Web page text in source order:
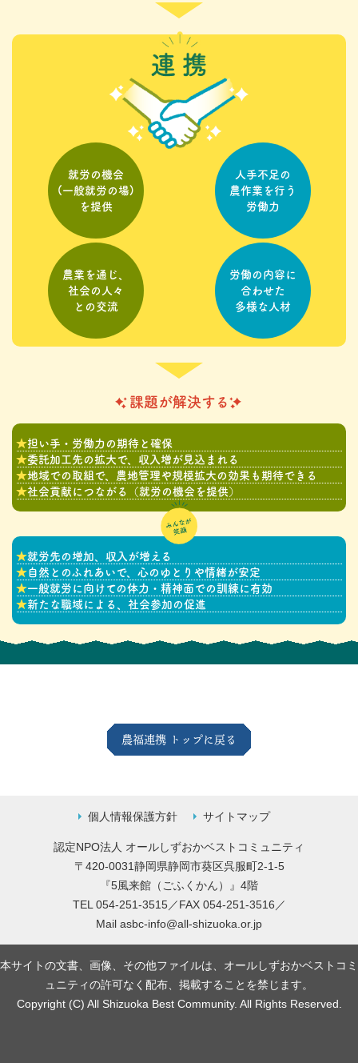
就労の機会
(一般就労の場)
を提供
農業を通じ、
社会の人々
との交流
人手不足の
農作業を行う
労働力
労働の内容に
合わせた
多様な人材
課題が解決する
担い手・労働力の期待と確保
委託加工先の拡大で、収入増が見込まれる
地域での取組で、農地管理や規模拡大の効果も期待できる
社会貢献につながる（就労の機会を提供）
就労先の増加、収入が増える
自然とのふれあいで、心のゆとりや情緒が安定
一般就労に向けての体力・精神面での訓練に有効
新たな職域による、社会参加の促進
農福連携 トップに戻る
個人情報保護方針 サイトマップ
認定NPO法人 オールしずおかベストコミュニティ
〒420-0031静岡県静岡市葵区呉服町2-1-5
『5風来館（ごふくかん）』4階
TEL 054-251-3515／FAX 054-251-3516／
Mail asbc-info@all-shizuoka.or.jp
本サイトの文書、画像、その他ファイルは、オールしずおかベストコミ
ュニティの許可なく配布、掲載することを禁じます。
Copyright (C) All Shizuoka Best Community. All Rights Reserved.